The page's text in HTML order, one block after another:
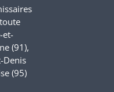
et-
(91),
Denis
(95)